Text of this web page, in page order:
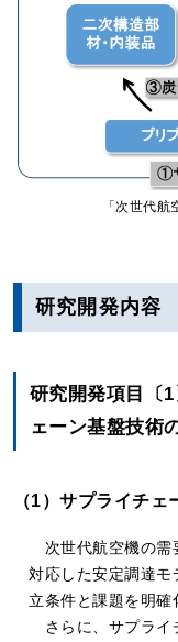
「次世代
研究開発内容
研究開発項目〔
ェーン基盤技術
（1）サプライチェ
次世代航空機の
対応した安定調達
立条件と課題を明確
さらに、サプライ